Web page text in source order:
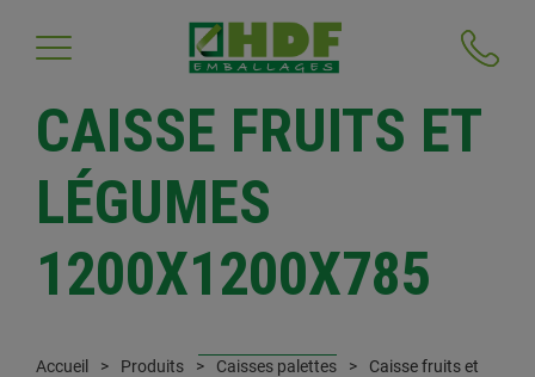
CAISSE FRUITS ET
LÉGUMES
1200X1200X785
Accueil Produits Caisses palettes
Caisse fruits et